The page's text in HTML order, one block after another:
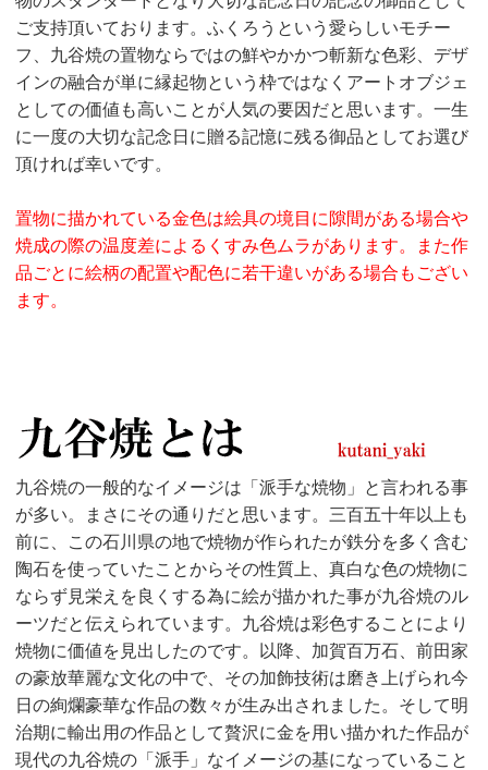
ご支持頂いております。ふくろうという愛らしいモチー
フ、九谷焼の置物ならではの鮮やかかつ斬新な色彩、デザ
インの融合が単に縁起物という枠ではなくアートオブジェ
としての価値も高いことが人気の要因だと思います。一生
に一度の大切な記念日に贈る記憶に残る御品としてお選び
頂ければ幸いです。
置物に描かれている金色は絵具の境目に隙間がある場合や
焼成の際の温度差によるくすみ色ムラがあります。また作
品ごとに絵柄の配置や配色に若干違いがある場合もござい
ます。
九谷焼の一般的なイメージは「派手な焼物」と言われる事
が多い。まさにその通りだと思います。三百五十年以上も
前に、この石川県の地で焼物が作られたが鉄分を多く含む
陶石を使っていたことからその性質上、真白な色の焼物に
ならず見栄えを良くする為に絵が描かれた事が九谷焼のル
ーツだと伝えられています。九谷焼は彩色することにより
焼物に価値を見出したのです。以降、加賀百万石、前田家
の豪放華麗な文化の中で、その加飾技術は磨き上げられ今
日の絢爛豪華な作品の数々が生み出されました。そして明
治期に輸出用の作品として贅沢に金を用い描かれた作品が
現代の九谷焼の「派手」なイメージの基になっていること